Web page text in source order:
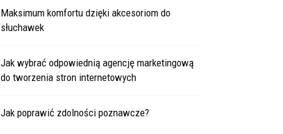
Maksimum komfortu dzięki akcesoriom do
słuchawek
Jak wybrać odpowiednią agencję marketingową
do tworzenia stron internetowych
Jak poprawić zdolności poznawcze?